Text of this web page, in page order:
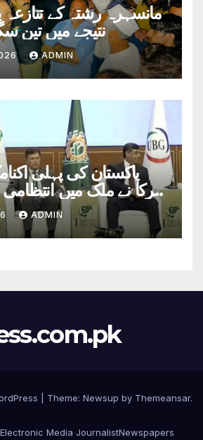
مانسہرہ رشتہ کے تنازعہ
نتیجے میں تین
ADMIN
پاکستان کی پہلی
شرکا نے ملک میں انتظامی
بنیادی مسائل کا
ADMIN
Theme: Newsup by Themeansar.
Electronic Media JournalistNewspapers